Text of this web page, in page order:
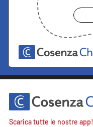
Scarica tutte le nostre app!